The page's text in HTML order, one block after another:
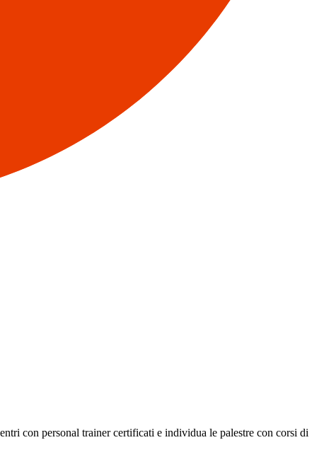
con personal trainer certificati e individua le palestre con corsi di